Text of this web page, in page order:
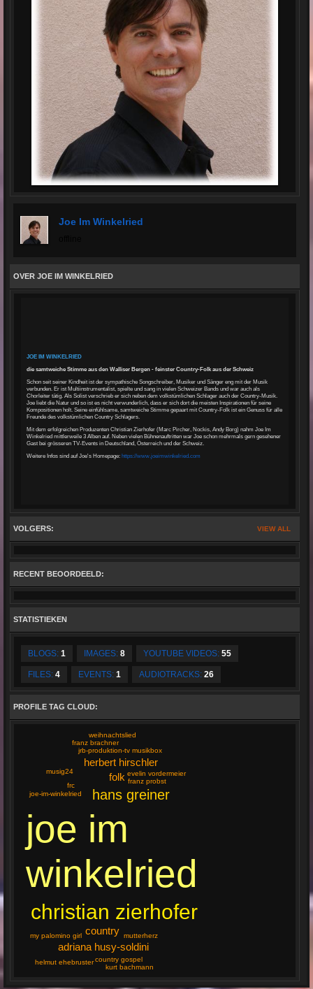
Joe Im Winkelried
OVER JOE IM WINKELRIED
JOE IM WINKELRIED
die samtweiche Stimme aus den Walliser Bergen - feinster Country-Folk aus der Schweiz
Schon seit seiner Kindheit ist der sympathische Songschreiber, Musiker und Sänger eng mit der Musik
verbunden. Er ist Multiinstrumentalist, spielte und sang in vielen Schweizer Bands und war auch als
Chorleiter tätig. Als Solist verschrieb er sich neben dem volkstümlichen Schlager auch der Country-Musik.
Joe liebt die Natur und so ist es nicht verwunderlich, dass er sich dort die meisten Inspirationen für seine
Kompositionen holt. Seine einfühlsame, samtweiche Stimme gepaart mit Country-Folk ist ein Genuss für alle
Freunde des volkstümlichen Country Schlagers.
Mit dem erfolgreichen Produzenten Christian Zierhofer (Marc Pircher, Nockis, Andy Borg) nahm Joe Im
Winkelried mittlerweile 3 Alben auf. Neben vielen Bühnenauftritten war Joe schon mehrmals gern gesehener
Gast bei grösseren TV-Events in Deutschland, Österreich und der Schweiz.
Weitere Infos sind auf Joe's Homepage: https://www.joeimwinkelried.com
VIEW ALL
VOLGERS:
RECENT BEOORDEELD:
STATISTIEKEN
BLOGS: 1 IMAGES: 8 YOUTUBE VIDEOS: 55
FILES: 4 EVENTS: 1 AUDIOTRACKS: 26
PROFILE TAG CLOUD:
joe im
winkelried
christian zierhofer
hans greiner
country
folk
adriana husy-soldini
herbert hirschler
evelin vordermeier
frc
jrb-produktion-tv musikbox
joe-im-winkelried
country gospel
musig24
mutterherz
weihnachtslied
franz probst
franz brachner
kurt bachmann
helmut ehebruster
my palomino girl